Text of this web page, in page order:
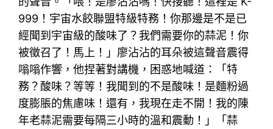
999！宇宙水餃聯盟特級特務！你那邊是不是已
經聞到宇宙級的酸味了？我們需要你的蒜泥！你
被徵召了！馬上！」廖沾沾的耳朵被這聲音震得
嗡嗡作響，他捏著對講機，困惑地喊道：「特
務？酸味？等等！我聞到的不是酸味！是麵粉過
度膨脹的焦慮味！還有，我現在走不開！我的陳
年老蒜泥需要每隔三小時的溫和震動！」「蒜